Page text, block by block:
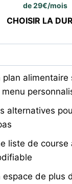
de 29€/mois
CHOISIR LA
plan alimentaire
alternatives
liste de course
espace de plus